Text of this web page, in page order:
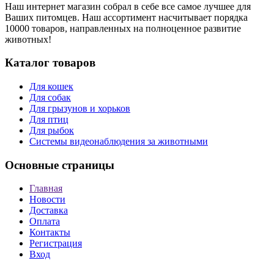
Наш интернет магазин собрал в себе все самое лучшее для
Ваших питомцев. Наш ассортимент насчитывает порядка
10000 товаров, направленных на полноценное развитие
животных!
Каталог товаров
Для кошек
Для собак
Для грызунов и хорьков
Для птиц
Для рыбок
Cистемы видеонаблюдения за животными
Основные страницы
Главная
Новости
Доставка
Оплата
Контакты
Регистрация
Вход